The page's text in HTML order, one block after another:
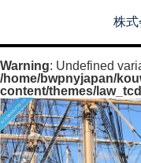
株
Warning: Undefined
/home/bwpnyjapan/
content/themes/